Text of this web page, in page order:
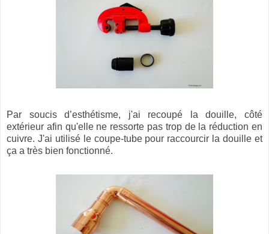
Par soucis d’esthétisme, j'ai recoupé la douille, côté
extérieur afin qu'elle ne ressorte pas trop de la réduction en
cuivre. J'ai utilisé le coupe-tube pour raccourcir la douille et
ça a très bien fonctionné.